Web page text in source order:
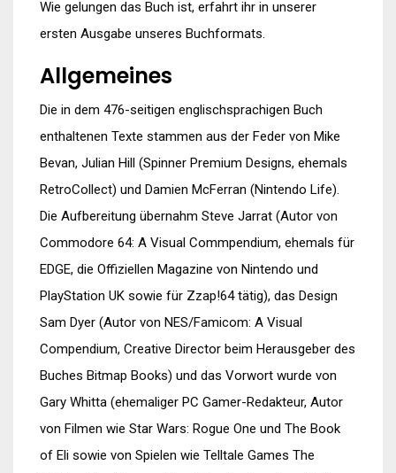
Wie gelungen das Buch ist, erfahrt ihr in unserer
ersten Ausgabe unseres Buchformats.
Allgemeines
Die in dem 476-seitigen englischsprachigen Buch
enthaltenen Texte stammen aus der Feder von Mike
Bevan, Julian Hill (Spinner Premium Designs, ehemals
RetroCollect) und Damien McFerran (Nintendo Life).
Die Aufbereitung übernahm Steve Jarrat (Autor von
Commodore 64: A Visual Commpendium, ehemals für
EDGE, die Offiziellen Magazine von Nintendo und
PlayStation UK sowie für Zzap!64 tätig), das Design
Sam Dyer (Autor von NES/Famicom: A Visual
Compendium, Creative Director beim Herausgeber des
Buches Bitmap Books) und das Vorwort wurde von
Gary Whitta (ehemaliger PC Gamer-Redakteur, Autor
von Filmen wie Star Wars: Rogue One und The Book
of Eli sowie von Spielen wie Telltale Games The